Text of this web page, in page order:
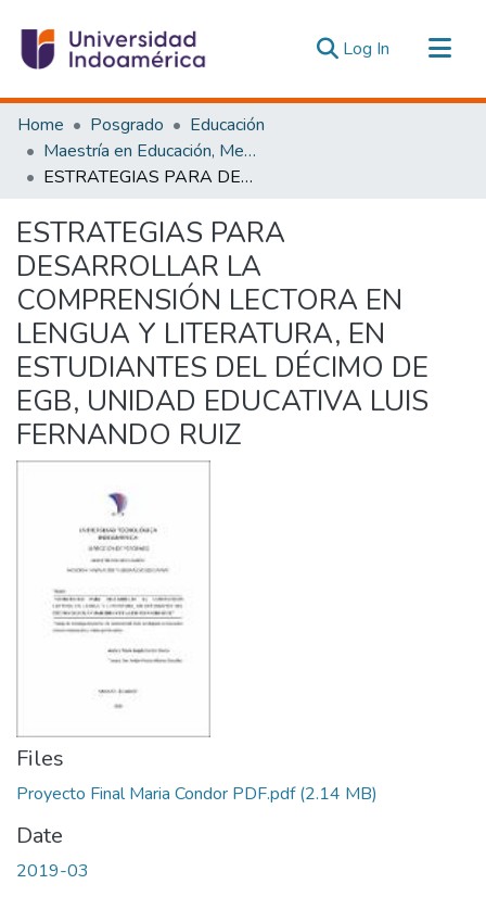
Log In (current)
Communities & Collections
All of DSpace
Statistics
Home Posgrado
Educación
Maestría en Educación, Mención Innovación y Liderazgo Educativo
ESTRATEGIAS PARA DESARROLLAR LA COMPRENSIÓN LECTORA EN LENGUA Y LITERATURA, EN ESTUDIANTES DEL DÉCIMO DE EGB, UNIDAD EDUCATIVA LUIS FERNANDO RUIZ
ESTRATEGIAS PARA
DESARROLLAR LA
COMPRENSIÓN LECTORA EN
LENGUA Y LITERATURA, EN
ESTUDIANTES DEL DÉCIMO DE
EGB, UNIDAD EDUCATIVA LUIS
FERNANDO RUIZ
Files
Proyecto Final Maria Condor PDF.pdf(2.14 MB)
Date
2019-03